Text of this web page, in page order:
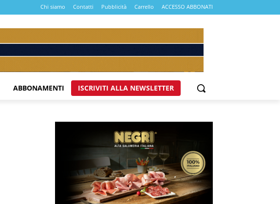
Chi siamo Contatti Pubblicità Carrello ACCESSO ABBONATI
ABBONAMENTI ISCRIVITI ALLA NEWSLETTER